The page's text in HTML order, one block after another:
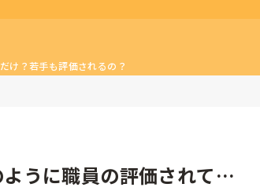
け？若手も評価されるの？
うに職員の評価されてま